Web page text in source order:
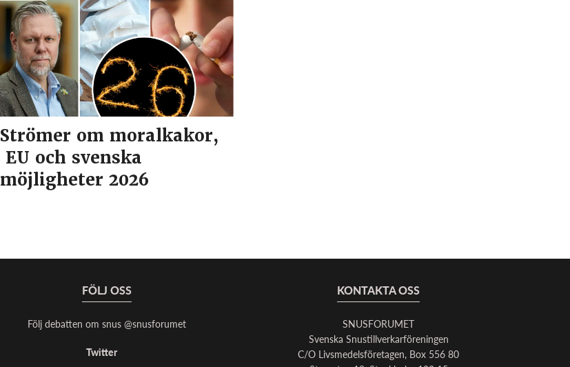
Strömer om moralkakor,
EU och svenska
möjligheter 2026
FÖLJ OSS
Följ debatten om snus @snusforumet
Twitter
KONTAKTA OSS
SNUSFORUMET
Svenska Snustillverkarföreningen
C/O Livsmedelsföretagen, Box 556 80